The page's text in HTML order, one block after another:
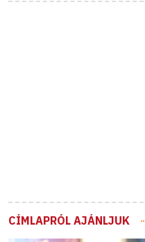
CÍMLAPRÓL AJÁNLJUK